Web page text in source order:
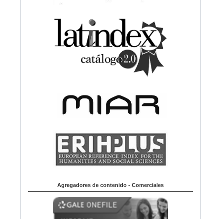
Agregadores de contenido - Comerciales